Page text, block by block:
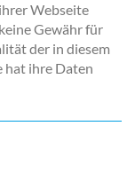
Webseite
Gewähr für
der in diesem
hat ihre Daten